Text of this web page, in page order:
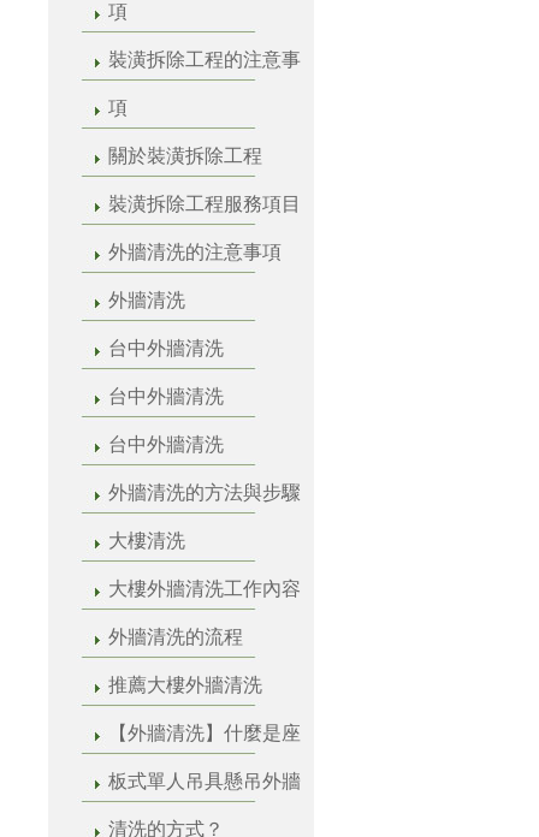
項
裝潢拆除工程的注意事
項
關於裝潢拆除工程
裝潢拆除工程服務項目
外牆清洗的注意事項
外牆清洗
台中外牆清洗
台中外牆清洗
台中外牆清洗
外牆清洗的方法與步驟
大樓清洗
大樓外牆清洗工作內容
外牆清洗的流程
推薦大樓外牆清洗
【外牆清洗】什麼是座
板式單人吊具懸吊外牆
清洗的方式？